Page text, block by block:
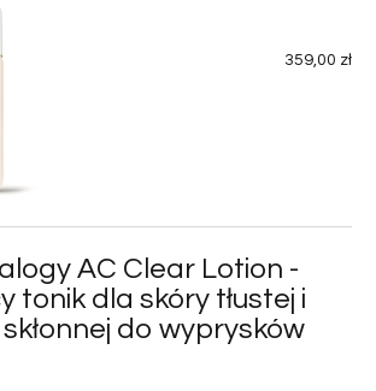
359,00 zł
AC Clear Lotion -
tonik dla skóry tłustej i
do wyprysków